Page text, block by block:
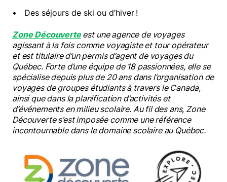
Des séjours de ski ou d’hiver !
Zone Découverteest une agence de voyages
agissant à la fois comme voyagiste et tour opérateur
et est titulaire d’un permis d’agent de voyages du
Québec. Forte d’une équipe de 18 passionnées, elle se
spécialise depuis plus de 20 ans dans l’organisation de
voyages de groupes étudiants à travers le Canada,
ainsi que dans la planification d’activités et
d’événements en milieu scolaire. Au fil des ans, Zone
Découverte s’est imposée comme une référence
incontournable dans le domaine scolaire au Québec.